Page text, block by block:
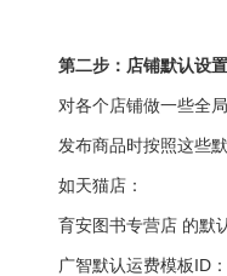
第二步：店铺默认设置
对各个店铺做一些全
发布商品时按照这些
如天猫店：
育安图书专营店 的默
广智默认运费模板ID